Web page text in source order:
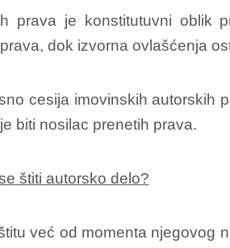
prava je konstitutuvni oblik
dok izvorna ovlašćenja
cesija imovinskih autorskih
biti nosilac prenetih prava.
štiti autorsko delo?
već od momenta njegovog